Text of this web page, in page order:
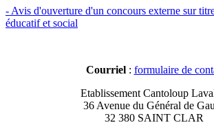
- Avis d'ouverture d'un concours externe sur
éducatif et social
Courriel : formulaire de
Etablissement Cantoloup
36 Avenue du Général de
32 380 SAINT CLAR